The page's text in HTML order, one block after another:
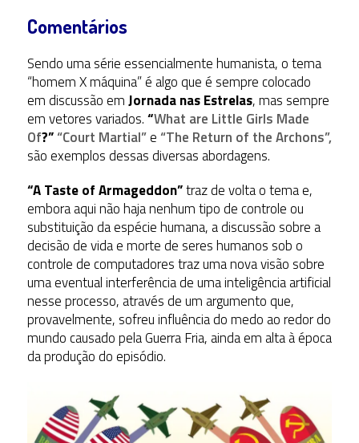
Comentários
Sendo uma série essencialmente humanista, o tema
“homem X máquina” é algo que é sempre colocado
em discussão emJornada nas Estrelas, mas sempre
em vetores variados.“What are Little Girls Made
Of?” “Court Martial”e “The Return of the Archons”,
são exemplos dessas diversas abordagens.
“A Taste of Armageddon”traz de volta o tema e,
embora aqui não haja nenhum tipo de controle ou
substituição da espécie humana, a discussão sobre a
decisão de vida e morte de seres humanos sob o
controle de computadores traz uma nova visão sobre
uma eventual interferência de uma inteligência artificial
nesse processo, através de um argumento que,
provavelmente, sofreu influência do medo ao redor do
mundo causado pela Guerra Fria, ainda em alta à época
da produção do episódio.